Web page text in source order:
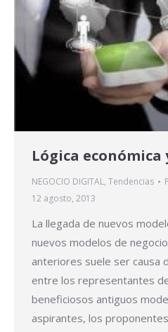
Lógica económica
NEGOCIO DIGITAL, Tendencias
12 agosto, 2013
La llegada de nuevos
nuevos modelos de
anteriores suele ser causa
entre los representantes
beneficiosos antiguos
aspirantes, los